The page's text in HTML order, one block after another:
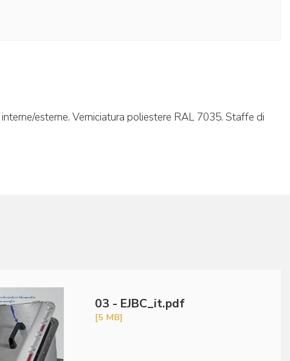
esterne. Verniciatura poliestere RAL 7035. Staffe di
03 - EJBC_it.pdf
[5 MB]